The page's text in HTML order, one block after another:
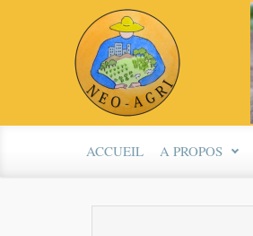
Skip to main content
ACCUEIL A PROPOS